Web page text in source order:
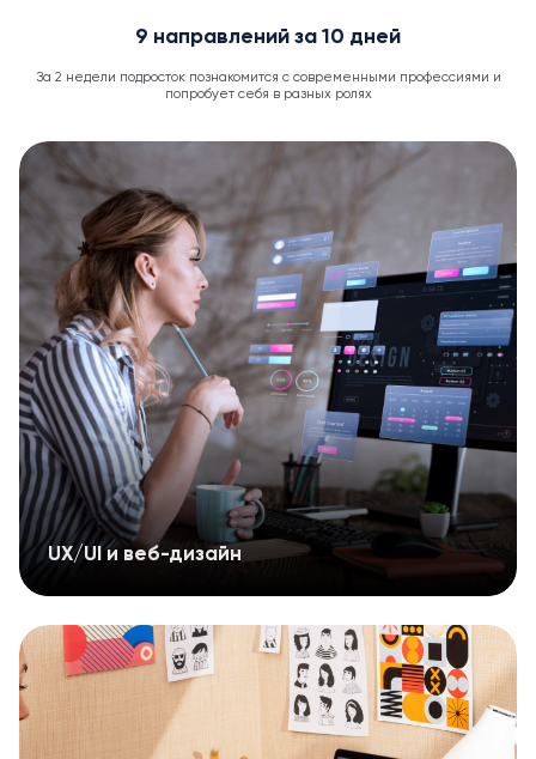
9 направлений за 10 дней
За 2 недели подросток познакомится с современными профессиями и
попробует себя в разных ролях
UX/UI и веб-дизайн